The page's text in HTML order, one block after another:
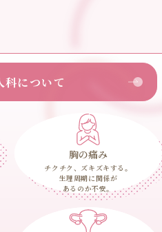
科について
胸の痛み
チクチク、ズキズキする。
生理周期に関係が
あるのか不安。